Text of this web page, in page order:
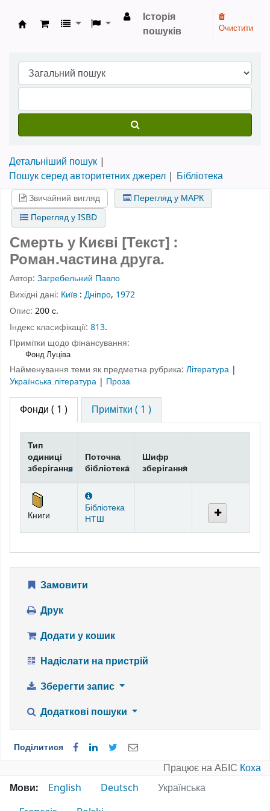
Бібліотека НТШ › Електронний каталог
Історія
пошуків
Очистити
Детальніший пошук
Пошук серед авторитетних джерел
Бібліотека
Звичайний вигляд
Перегляд у МАРК
Перегляд у ISBD
Смерть у Києві [Текст] :
Роман.частина друга.
Автор: Загребельний Павло
Вихідні дані: Київ : Дніпро, 1972
Опис: 200 с.
Індекс класифікації: 813.
Примітки щодо фінансування:
Фонд Луціва
Найменування теми як предметна рубрика: Література |
Українська література | Проза
Фонди ( 1 ) Примітки ( 1 )
Фонди
Тип
одиниці
зберігання
Поточна
бібліотека
Шифр
зберігання
Книги
Бібліотека
НТШ
Замовити
Друк
Додати у кошик
Надіслати на пристрій
Зберегти запис
Додаткові пошуки
Поділитися
Працює на АБІС Коха
Мови:
English Deutsch
Українська